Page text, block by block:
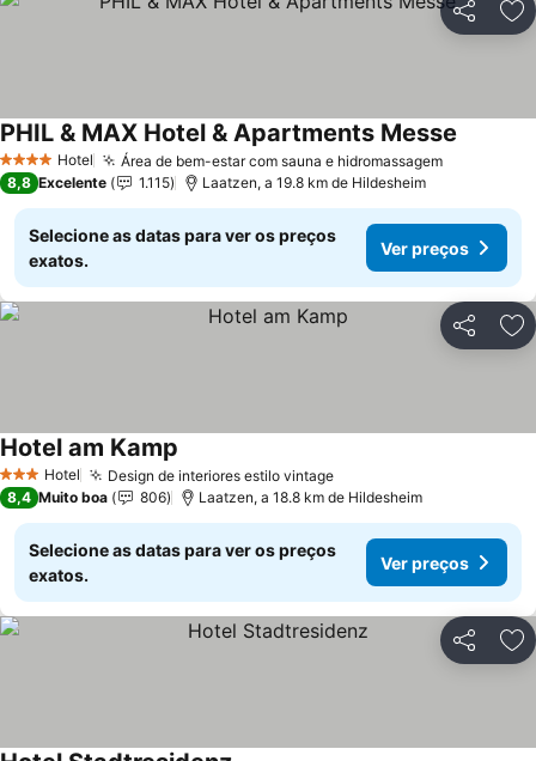
Partilhar
4 EstrelasHotel Área de bem-estar com sauna e hidromassagem
PHIL & MAX Hotel & Apartments Messe
8,8 Excelente 1.115 Laatzen, a 19.8 km de Hildesheim
Selecione as datas para ver os preços
exatos.
Ver preços
Partilhar
3 EstrelasHotel Design de interiores estilo vintage
Hotel am Kamp
8,4 Muito boa 806 Laatzen, a 18.8 km de Hildesheim
Selecione as datas para ver os preços
exatos.
Ver preços
Partilhar